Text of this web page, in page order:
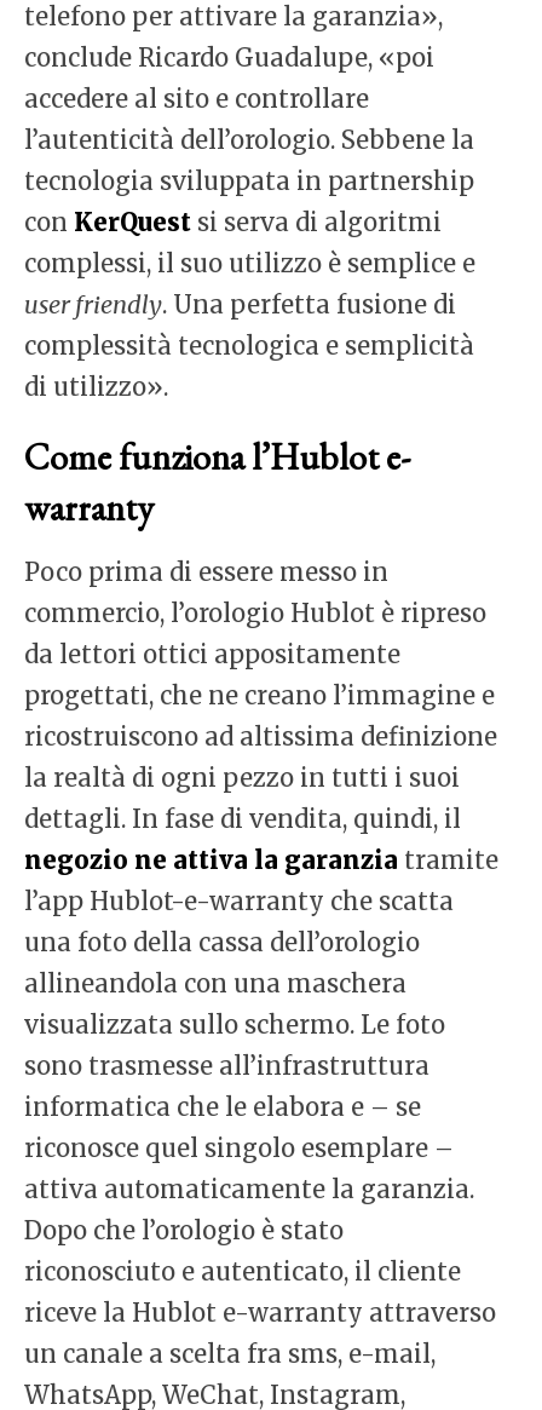
telefono per attivare la garanzia»,
conclude Ricardo Guadalupe, «poi
accedere al sito e controllare
l’autenticità dell’orologio. Sebbene la
tecnologia sviluppata in partnership
con KerQuest si serva di algoritmi
complessi, il suo utilizzo è semplice e
user friendly. Una perfetta fusione di
complessità tecnologica e semplicità
di utilizzo».
Come funziona l’Hublot e-
warranty
Poco prima di essere messo in
commercio, l’orologio Hublot è ripreso
da lettori ottici appositamente
progettati, che ne creano l’immagine e
ricostruiscono ad altissima definizione
la realtà di ogni pezzo in tutti i suoi
dettagli. In fase di vendita, quindi, il
negozio ne attiva la garanzia tramite
l’app Hublot-e-warranty che scatta
una foto della cassa dell’orologio
allineandola con una maschera
visualizzata sullo schermo. Le foto
sono trasmesse all’infrastruttura
informatica che le elabora e – se
riconosce quel singolo esemplare –
attiva automaticamente la garanzia.
Dopo che l’orologio è stato
riconosciuto e autenticato, il cliente
riceve la Hublot e-warranty attraverso
un canale a scelta fra sms, e-mail,
WhatsApp, WeChat, Instagram,